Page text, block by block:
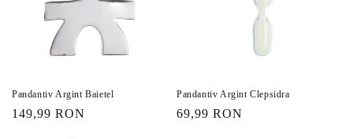
Pandantiv Argint Baietel
Preț
149,99 RON
Pandantiv Argint Clepsidra
Preț
69,99 RON